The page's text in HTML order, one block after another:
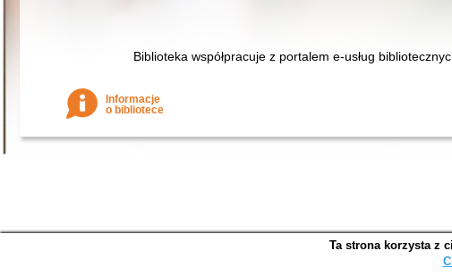
Biblioteka współpracuje z portalem e-usług
Informacje
o bibliotece
Ta strona korzysta z